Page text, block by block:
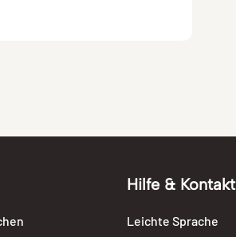
Hilfe & Kontakt
Leichte Sprache